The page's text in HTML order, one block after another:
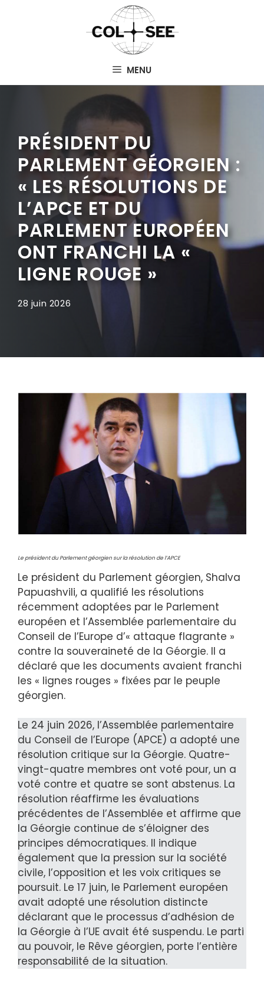
MENU
PRÉSIDENT DU
PARLEMENT GÉORGIEN :
« LES RÉSOLUTIONS DE
L’APCE ET DU
PARLEMENT EUROPÉEN
ONT FRANCHI LA «
LIGNE ROUGE »
28 juin 2026
Le président du Parlement géorgien sur la résolution de l’APCE
Le président du Parlement géorgien, Shalva
Papuashvili, a qualifié les résolutions
récemment adoptées par le Parlement
européen et l’Assemblée parlementaire du
Conseil de l’Europe d’« attaque flagrante »
contre la souveraineté de la Géorgie. Il a
déclaré que les documents avaient franchi
les « lignes rouges » fixées par le peuple
géorgien.
Le 24 juin 2026, l’Assemblée parlementaire
du Conseil de l’Europe (APCE) a adopté une
résolution critique sur la Géorgie. Quatre-
vingt-quatre membres ont voté pour, un a
voté contre et quatre se sont abstenus. La
résolution réaffirme les évaluations
précédentes de l’Assemblée et affirme que
la Géorgie continue de s’éloigner des
principes démocratiques. Il indique
également que la pression sur la société
civile, l’opposition et les voix critiques se
poursuit. Le 17 juin, le Parlement européen
avait adopté une résolution distincte
déclarant que le processus d’adhésion de
la Géorgie à l’UE avait été suspendu. Le parti
au pouvoir, le Rêve géorgien, porte l’entière
responsabilité de la situation.